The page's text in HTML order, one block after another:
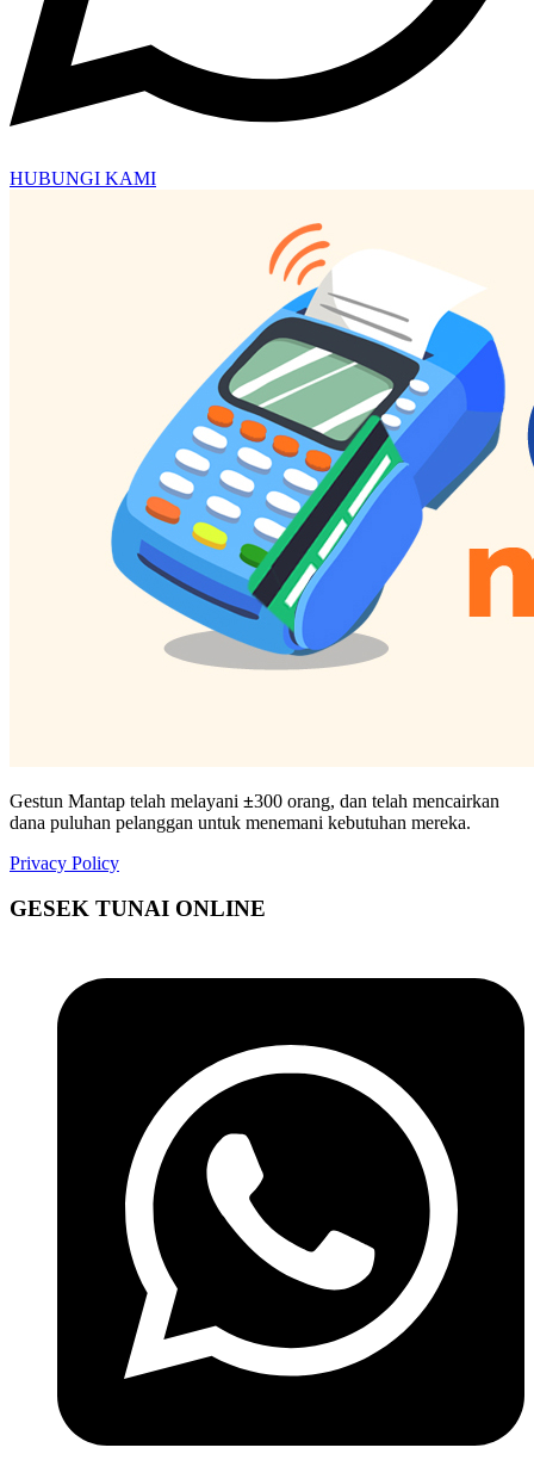
HUBUNGI KAMI
Gestun Mantap telah melayani ±300 orang, dan telah mencairkan
dana puluhan pelanggan untuk menemani kebutuhan mereka.
Privacy Policy
GESEK TUNAI ONLINE